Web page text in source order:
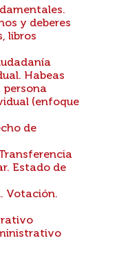
y deberes
libros
Habeas
persona
(enfoque
de
Estado de
Votación.